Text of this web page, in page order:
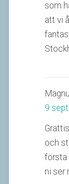
som
att vi
9
och
första
ni ser